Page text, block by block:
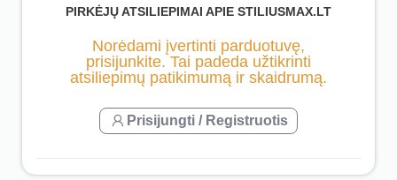
PIRKĖJŲ ATSILIEPIMAI APIE STILIUSMAX.LT
Norėdami įvertinti parduotuvę,
prisijunkite. Tai padeda užtikrinti
atsiliepimų patikimumą ir skaidrumą.
Prisijungti / Registruotis